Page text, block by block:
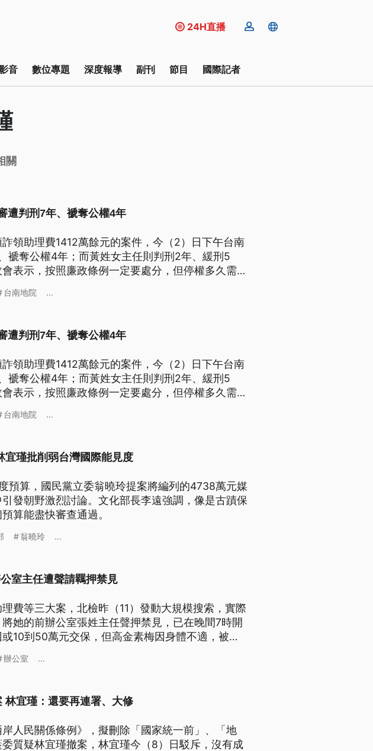
24H直播
音 數位專題 深度報導 副刊 節目 國際記者
關
遭判刑7年、褫奪公權4年
領助理費1412萬餘元的案件，今（2）日下午台南
褫奪公權4年；而黃姓女主任則判刑2年、緩刑5
表示，按照廉政條例一定要處分，但停權多久需要
台南地院 ...
遭判刑7年、褫奪公權4年
領助理費1412萬餘元的案件，今（2）日下午台南
褫奪公權4年；而黃姓女主任則判刑2年、緩刑5
表示，按照廉政條例一定要處分，但停權多久需要
台南地院 ...
宜瑾批削弱台灣國際能見度
預算，國民黨立委翁曉玲提案將編列的4738萬元媒
發朝野激烈討論。文化部長李遠強調，像是古蹟保
算能盡快審查通過。
翁曉玲 ...
室主任遭聲請羈押禁見
費等三大案，北檢昨（11）發動大規模搜索，實際
她的前辦公室張姓主任聲押禁見，已在晚間7時開
10到50萬元交保，但高金素梅因身體不適，被檢
辦公室 ...
林宜瑾：還要再連署、大修
人民關係條例》，擬刪除「國家統一前」、「地
質疑林宜瑾撤案，林宜瑾今（8）日駁斥，沒有成